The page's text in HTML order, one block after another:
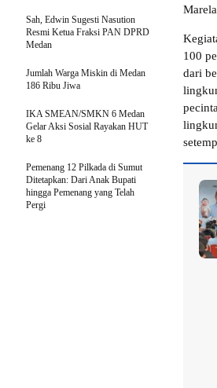
100
dari
Sah, Edwin Sugesti Nasution
Resmi Ketua Fraksi PAN DPRD
Medan
Jumlah Warga Miskin di Medan
186 Ribu Jiwa
IKA SMEAN/SMKN 6 Medan
Gelar Aksi Sosial Rayakan HUT
ke 8
Pemenang 12 Pilkada di Sumut
Ditetapkan: Dari Anak Bupati
hingga Pemenang yang Telah
Pergi